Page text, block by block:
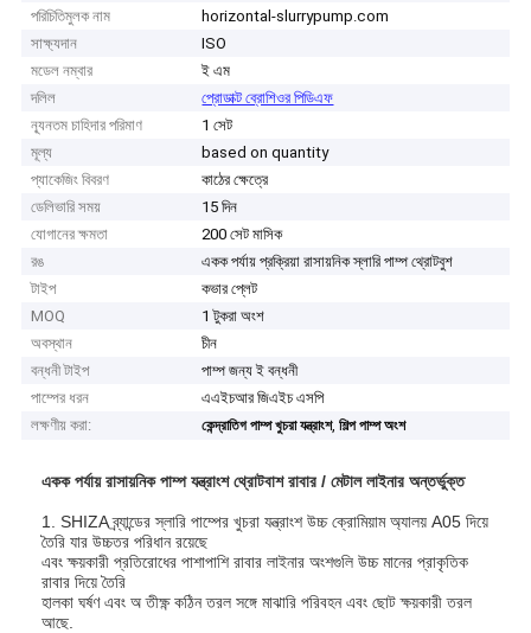
পরিচিতিমুলক নাম
horizontal-slurrypump.com
সাক্ষ্যদান
ISO
মডেল নম্বার
ই এম
দলিল
প্রোডাক্ট ব্রোশিওর পিডিএফ
ন্যূনতম চাহিদার পরিমাণ
1 সেট
মূল্য
based on quantity
প্যাকেজিং বিবরণ
কাঠের ক্ষেত্রে
ডেলিভারি সময়
15 দিন
যোগানের ক্ষমতা
200 সেট মাসিক
রঙ
একক পর্যায় প্রক্রিয়া রাসায়নিক স্লারি পাম্প থ্রোটবুশ
টাইপ
কভার প্লেট
MOQ
1 টুকরা অংশ
অবস্থান
চীন
বন্ধনী টাইপ
পাম্প জন্য ই বন্ধনী
পাম্পের ধরন
এএইচআর জিএইচ এসপি
লক্ষণীয় করা:
কেন্দ্রাতিগ পাম্প খুচরা যন্ত্রাংশ,শিল্প পাম্প অংশ
একক পর্যায় রাসায়নিক পাম্প যন্ত্রাংশ থ্রোটবাশ রাবার / মেটাল লাইনার অন্তর্ভুক্ত
1. SHIZA ব্র্যান্ডের স্লারি পাম্পের খুচরা যন্ত্রাংশ উচ্চ ক্রোমিয়াম অ্যালয় A05 দিয়ে
তৈরি যার উচ্চতর পরিধান রয়েছে
এবং ক্ষয়কারী প্রতিরোধের পাশাপাশি রাবার লাইনার অংশগুলি উচ্চ মানের প্রাকৃতিক
রাবার দিয়ে তৈরি
হালকা ঘর্ষণ এবং অ তীক্ষ্ণ কঠিন তরল সঙ্গে মাঝারি পরিবহন এবং ছোট ক্ষয়কারী তরল
আছে.